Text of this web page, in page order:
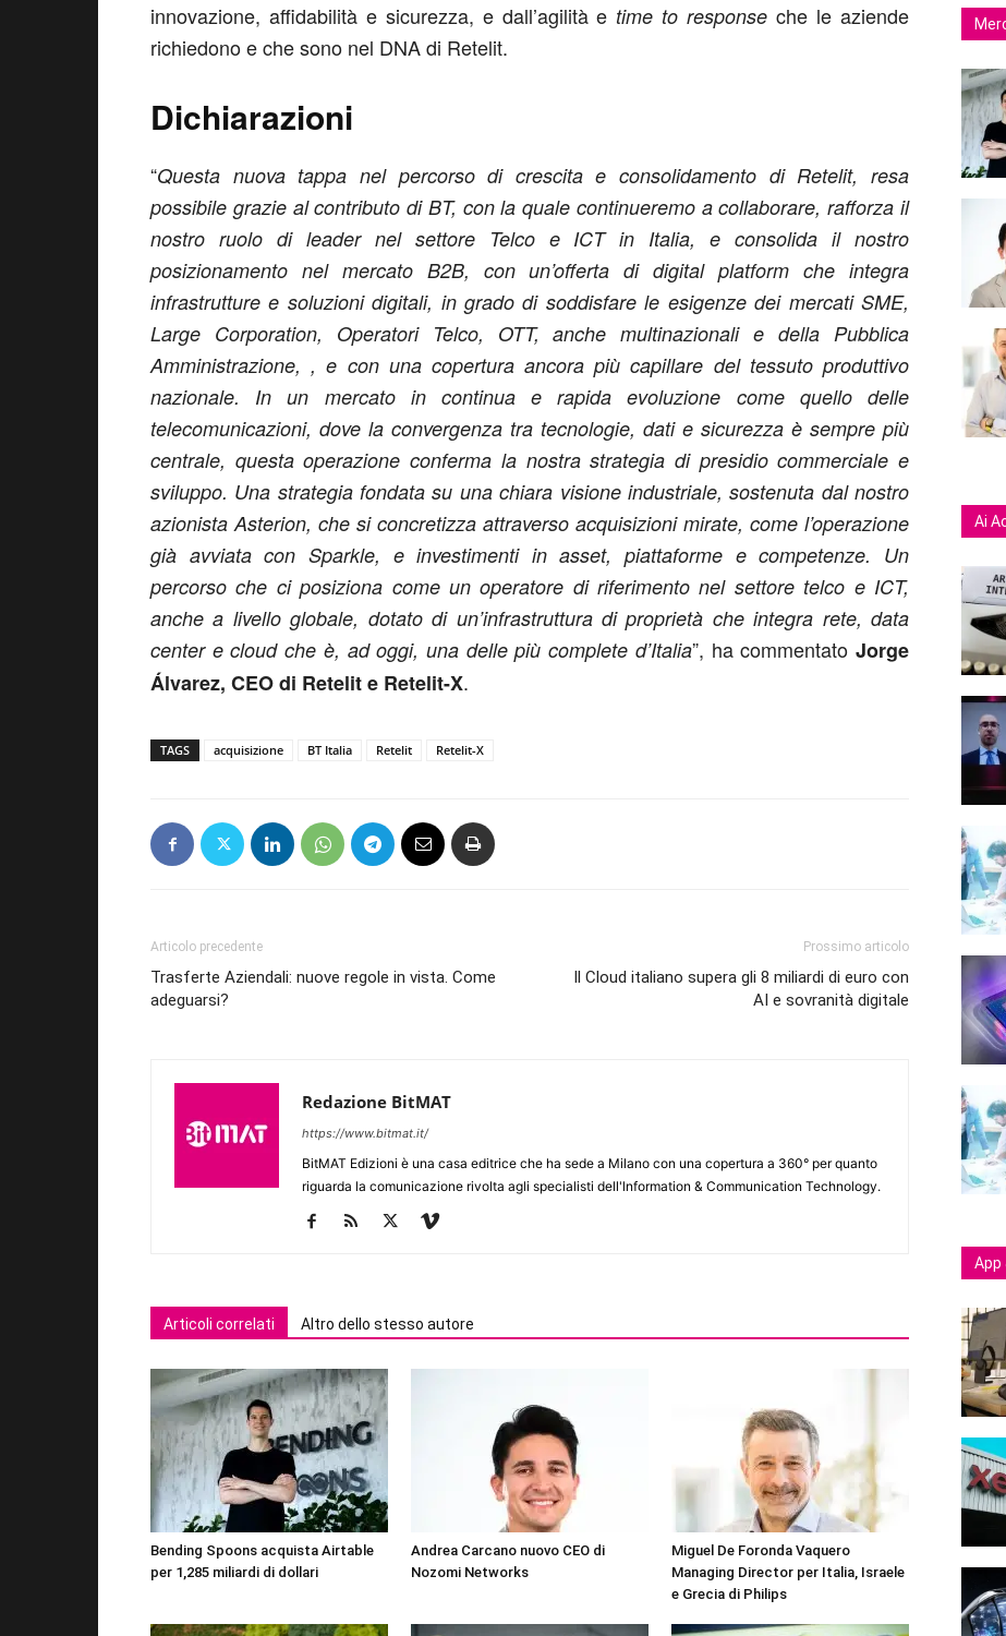
innovazione, affidabilità e sicurezza, e dall’agilità e time to response che le aziende
richiedono e che sono nel DNA di Retelit.
Dichiarazioni
“Questa nuova tappa nel percorso di crescita e consolidamento di Retelit, resa
possibile grazie al contributo di BT, con la quale continueremo a collaborare, rafforza il
nostro ruolo di leader nel settore Telco e ICT in Italia, e consolida il nostro
posizionamento nel mercato B2B, con un’offerta di digital platform che integra
infrastrutture e soluzioni digitali, in grado di soddisfare le esigenze dei mercati SME,
Large Corporation, Operatori Telco, OTT, anche multinazionali e della Pubblica
Amministrazione, , e con una copertura ancora più capillare del tessuto produttivo
nazionale. In un mercato in continua e rapida evoluzione come quello delle
telecomunicazioni, dove la convergenza tra tecnologie, dati e sicurezza è sempre più
centrale, questa operazione conferma la nostra strategia di presidio commerciale e
sviluppo. Una strategia fondata su una chiara visione industriale, sostenuta dal nostro
azionista Asterion, che si concretizza attraverso acquisizioni mirate, come l’operazione
già avviata con Sparkle, e investimenti in asset, piattaforme e competenze. Un
percorso che ci posiziona come un operatore di riferimento nel settore telco e ICT,
anche a livello globale, dotato di un’infrastruttura di proprietà che integra rete, data
center e cloud che è, ad oggi, una delle più complete d’Italia”, ha commentatoJorge
Álvarez, CEO di Retelit e Retelit-X.
TAGS acquisizione BT Italia Retelit Retelit-X
Articolo precedente
Trasferte Aziendali: nuove regole in vista. Come
adeguarsi?
Prossimo articolo
Il Cloud italiano supera gli 8 miliardi di euro con
AI e sovranità digitale
Redazione BitMAT
https://www.bitmat.it/
BitMAT Edizioni è una casa editrice che ha sede a Milano con una copertura a 360° per quanto
riguarda la comunicazione rivolta agli specialisti dell'lnformation & Communication Technology.
Articoli correlati Altro dello stesso autore
Bending Spoons acquista Airtable
per 1,285 miliardi di dollari
Andrea Carcano nuovo CEO di
Nozomi Networks
Miguel De Foronda Vaquero
Managing Director per Italia, Israele
e Grecia di Philips
Ai
App